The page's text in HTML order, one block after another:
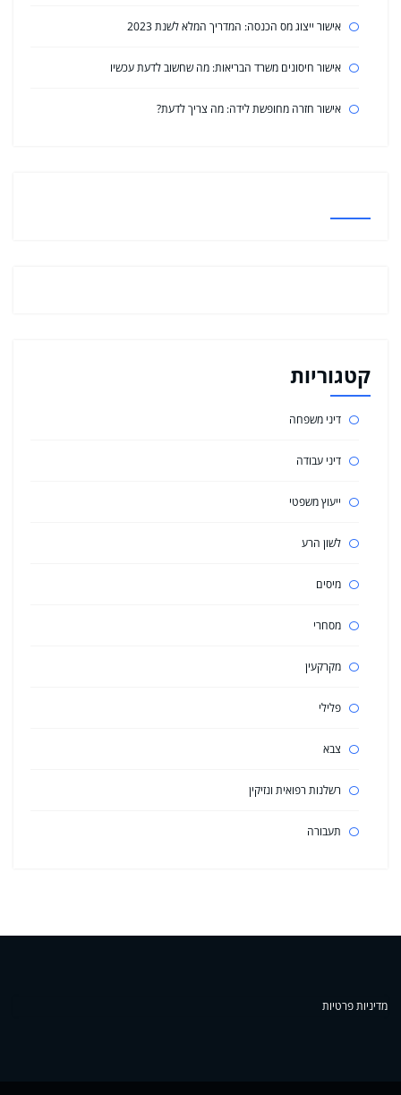
אישור ייצוג מס הכנסה: המדריך המלא לשנת 2023
אישור חיסונים משרד הבריאות: מה שחשוב לדעת עכשיו
אישור חזרה מחופשת לידה: מה צריך לדעת?
קטגוריות
דיני משפחה
דיני עבודה
ייעוץ משפטי
לשון הרע
מיסים
מסחרי
מקרקעין
פלילי
צבא
רשלנות רפואית ונזיקין
תעבורה
מדיניות פרטיות